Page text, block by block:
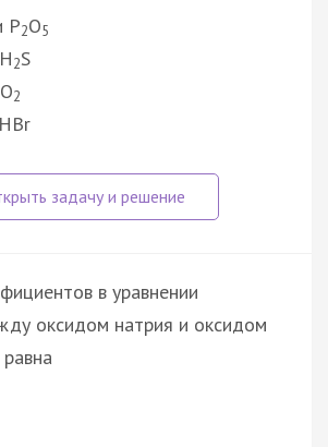
P2O5
2S
2
в уравнении
оксидом натрия и оксидом